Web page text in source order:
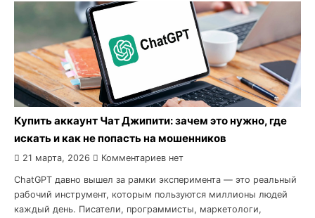
Купить аккаунт Чат Джипити: зачем это нужно, где
искать и как не попасть на мошенников
21 марта, 2026 Комментариев нет
ChatGPT давно вышел за рамки эксперимента — это реальный
рабочий инструмент, которым пользуются миллионы людей
каждый день. Писатели, программисты, маркетологи,